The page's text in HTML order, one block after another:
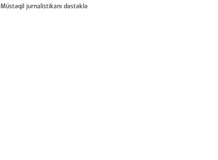
Müstəqil jurnalistikanı dəstəklə